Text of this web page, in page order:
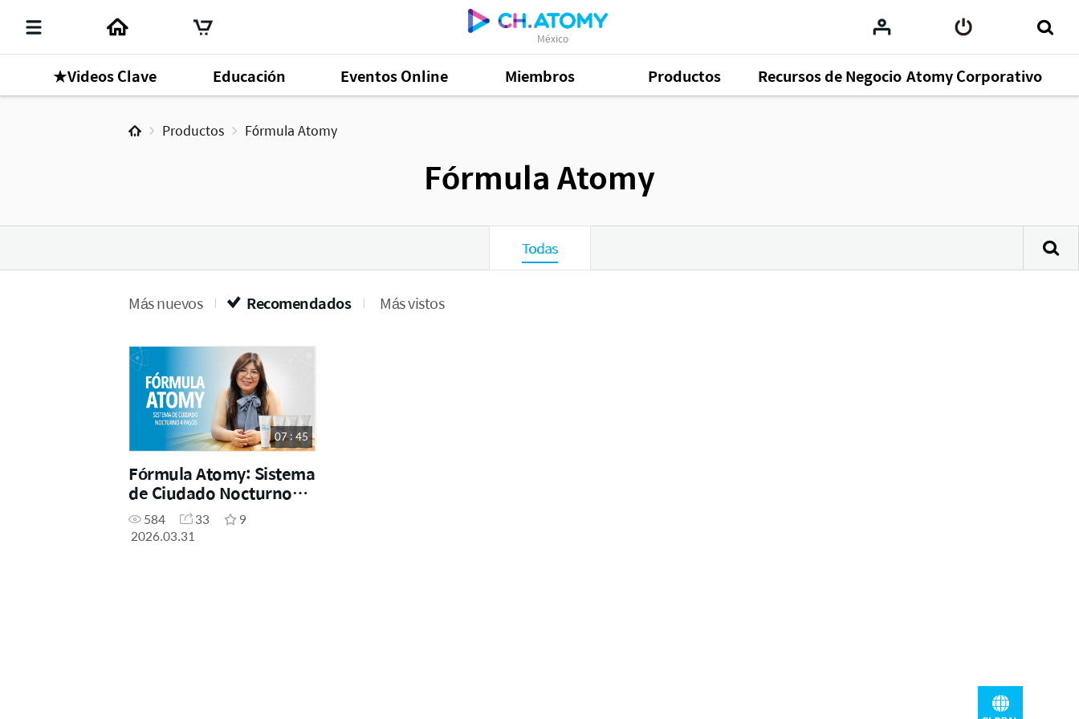
México
★Videos Clave Educación Eventos Online Miembros Productos Recursos de Negocio Atomy Corporativo
Productos Fórmula Atomy
Fórmula Atomy
Todas
Más nuevos Recomendados Más vistos
07 : 45
Fórmula Atomy: Sistema
de Ciudado Nocturno
pasos
584 33
9
2026.03.31